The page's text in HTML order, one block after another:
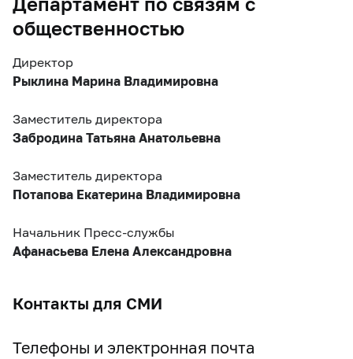
общественностью
Директор
Рыклина Марина Владимировна
Заместитель директора
Забродина Татьяна Анатольевна
Заместитель директора
Потапова Екатерина Владимировна
Начальник Пресс-службы
Афанасьева Елена Александровна
Контакты для СМИ
Телефоны и электронная почта